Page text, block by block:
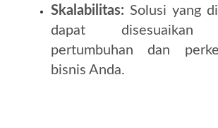
Skalabilitas: Solusi yang
dapat disesuaikan
pertumbuhan dan
bisnis Anda.